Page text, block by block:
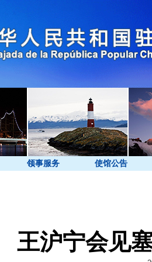
领事服务 使馆公告
王沪宁会见